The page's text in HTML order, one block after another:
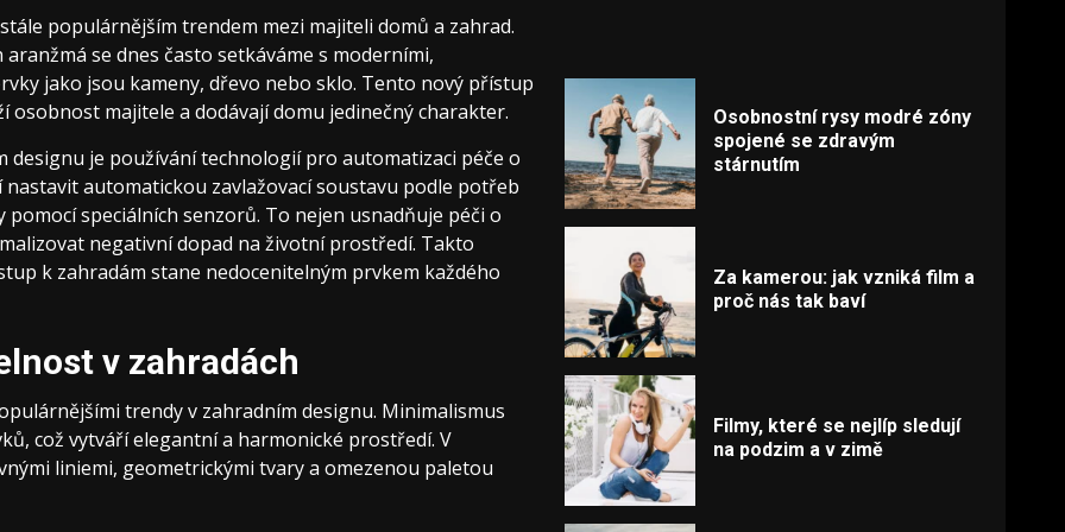
populárnějším trendem mezi majiteli domů a zahrad.
se dnes často setkáváme s moderními,
jako jsou kameny, dřevo nebo sklo. Tento nový přístup
majitele a dodávají domu jedinečný charakter.
je používání technologií pro automatizaci péče o
automatickou zavlažovací soustavu podle potřeb
speciálních senzorů. To nejen usnadňuje péči o
negativní dopad na životní prostředí. Takto
k zahradám stane nedocenitelným prvkem každého
v zahradách
trendy v zahradním designu. Minimalismus
což vytváří elegantní a harmonické prostředí. V
liniemi, geometrickými tvary a omezenou paletou
Osobnostní rysy modré zóny
spojené se zdravým
stárnutím
Za kamerou: jak vzniká film a
proč nás tak baví
Filmy, které se nejlíp sledují
na podzim a v zimě